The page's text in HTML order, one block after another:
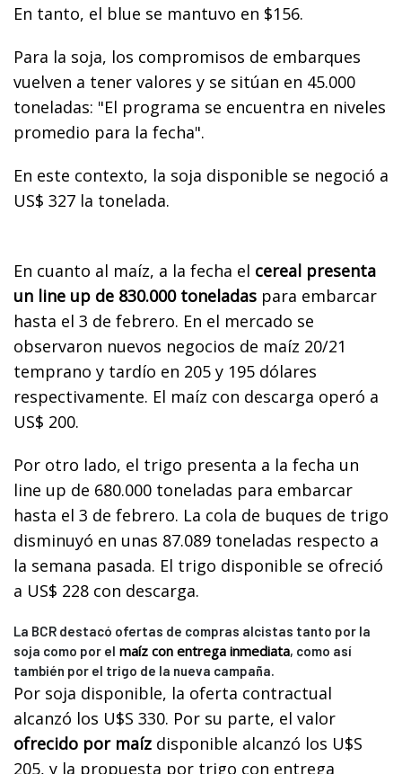
En tanto, el blue se mantuvo en $156.
Para la soja, los compromisos de embarques
vuelven a tener valores y se sitúan en 45.000
toneladas: "El programa se encuentra en niveles
promedio para la fecha".
En este contexto, la soja disponible se negoció a
US$ 327 la tonelada.
En cuanto al maíz, a la fecha el cereal presenta
un line up de 830.000 toneladas para embarcar
hasta el 3 de febrero. En el mercado se
observaron nuevos negocios de maíz 20/21
temprano y tardío en 205 y 195 dólares
respectivamente. El maíz con descarga operó a
US$ 200.
Por otro lado, el trigo presenta a la fecha un
line up de 680.000 toneladas para embarcar
hasta el 3 de febrero. La cola de buques de trigo
disminuyó en unas 87.089 toneladas respecto a
la semana pasada. El trigo disponible se ofreció
a US$ 228 con descarga.
La BCR destacó ofertas de compras alcistas tanto por la
soja como por el maíz con entrega inmediata, como así
también por el trigo de la nueva campaña.
Por soja disponible, la oferta contractual
alcanzó los U$S 330. Por su parte, el valor
ofrecido por maíz disponible alcanzó los U$S
205, y la propuesta por trigo con entrega